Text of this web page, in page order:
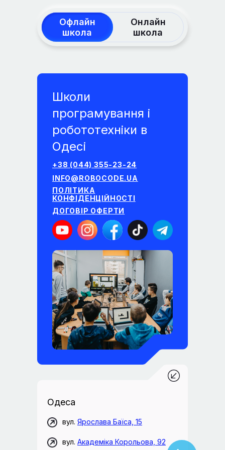
Офлайн
школа
Онлайн
школа
Школи
програмування і
робототехніки в
Одесі
+38 (044) 355-23-24
INFO@ROBOCODE.UA
ПОЛІТИКА
КОНФІДЕНЦІЙНОСТІ
ДОГОВІР ОФЕРТИ
Одеса
вул. Ярослава Баїса, 15
вул. Академіка Корольова, 92